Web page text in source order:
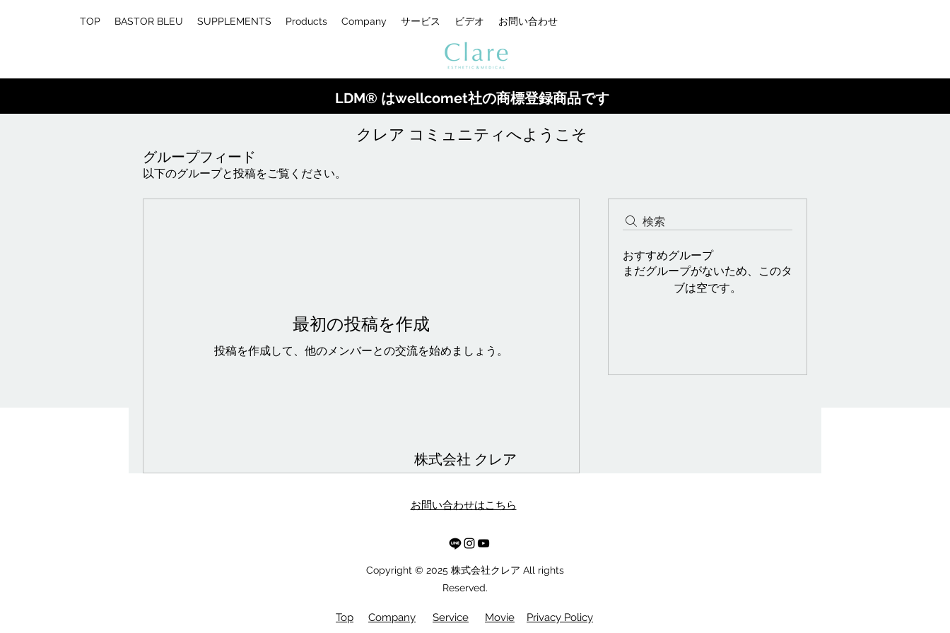
TOP BASTOR BLEU SUPPLEMENTS Products Company サービス ビデオ お問い合わせ
LDM® はwellcomet社の商標登録商品です
クレア コミュニティへようこそ
グループフィード
以下のグループと投稿をご覧ください。
検索
おすすめグループ
まだグループがないため、このタ
ブは空です。
最初の投稿を作成
投稿を作成して、他のメンバーとの交流を始めましょう。
株式会社 クレア
お問い合わせはこちら
Copyright © 2025 株式会社クレア All rights
Reserved.
Top Company Service Movie Privacy Policy